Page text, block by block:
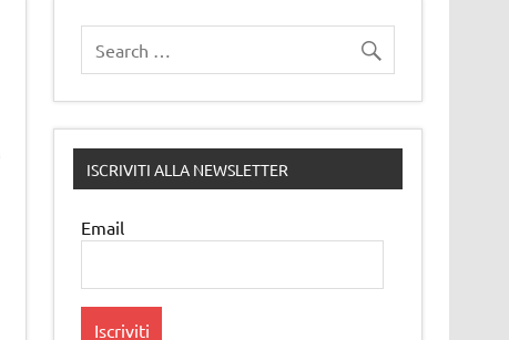
ISCRIVITI ALLA NEWSLETTER
Email